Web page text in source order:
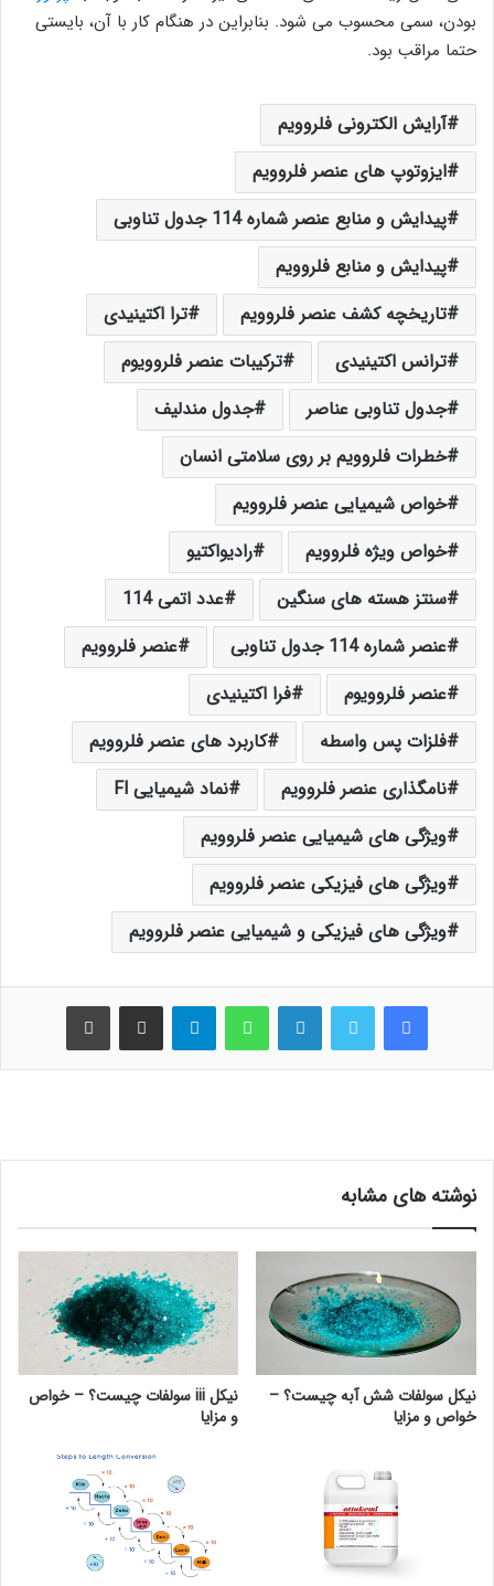
بودن، سمی محسوب می شود. بنابراین در هنگام کار با آن، بایستی
حتما مراقب بود.
آرایش الکترونی فلروویم
ایزوتوپ های عنصر فلروویم
پیدایش و منابع عنصر شماره 114 جدول تناوبی
پیدایش و منابع فلروویم
تاریخچه کشف عنصر فلروویم
ترا اکتینیدی
ترانس اکتینیدی
ترکیبات عنصر فلروویوم
جدول تناوبی عناصر
جدول مندلیف
خطرات فلروویم بر روی سلامتی انسان
خواص شیمیایی عنصر فلروویم
خواص ویژه فلروویم
راديواكتيو
سنتز هسته های سنگین
عدد اتمی 114
عنصر شماره 114 جدول تناوبی
عنصر فلروویم
عنصر فلروویوم
فرا اکتینیدی
فلزات پس واسطه
کاربرد های عنصر فلروویم
نامگذاری عنصر فلروویم
نماد شیمیایی Fl
ویژگی های شیمیایی عنصر فلروویم
ویژگی های فیزیکی عنصر فلروویم
ویژگی های فیزیکی و شیمیایی عنصر فلروویم
فیس بوک لینکدین واتس آپ اشتراک گذاری از طریق ایمیل
نوشته های مشابه
نیکل سولفات شش آبه چیست؟ –
خواص و مزایا
نیکل iii سولفات چیست؟ – خواص
و مزایا